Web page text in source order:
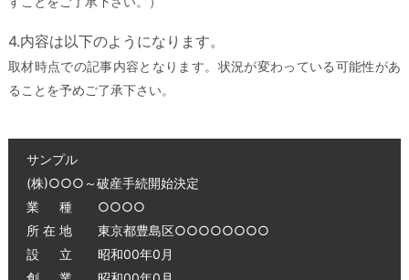
4.内容は以下のようになります。
取材時点での記事内容となります。状況が変わっている可能性があ
ることを予めご了承下さい。
サンプル
(株)○○○～破産手続開始決定
業 種 ○○○○
所 在 地 東京都豊島区○○○○○○○○
設 立 昭和00年0月